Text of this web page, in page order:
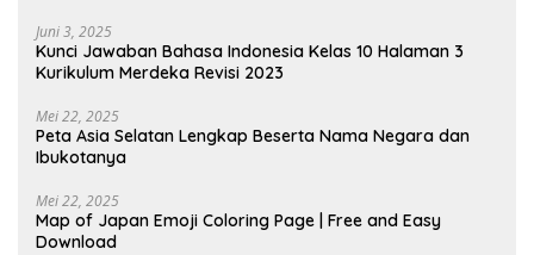
Juni 3, 2025
Kunci Jawaban Bahasa Indonesia Kelas 10 Halaman 3
Kurikulum Merdeka Revisi 2023
Mei 22, 2025
Peta Asia Selatan Lengkap Beserta Nama Negara dan
Ibukotanya
Mei 22, 2025
Map of Japan Emoji Coloring Page | Free and Easy
Download